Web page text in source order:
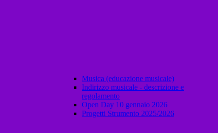
Musica (educazione musicale)
Indirizzo musicale - descrizione e
regolamento
Open Day 10 gennaio 2026
Progetti Strumento 2025/2026